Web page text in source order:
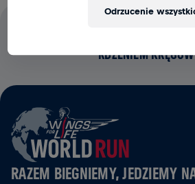
RDZENIEM
RAZEM BIEGNIEMY, JEDZIEMY
Odrzucenie